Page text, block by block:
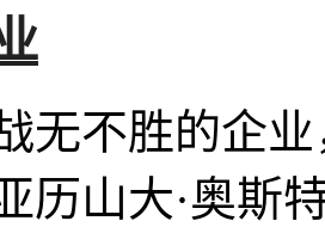
无不胜的企
历山大·奥斯